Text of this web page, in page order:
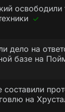
дело на
базе на
составили
на